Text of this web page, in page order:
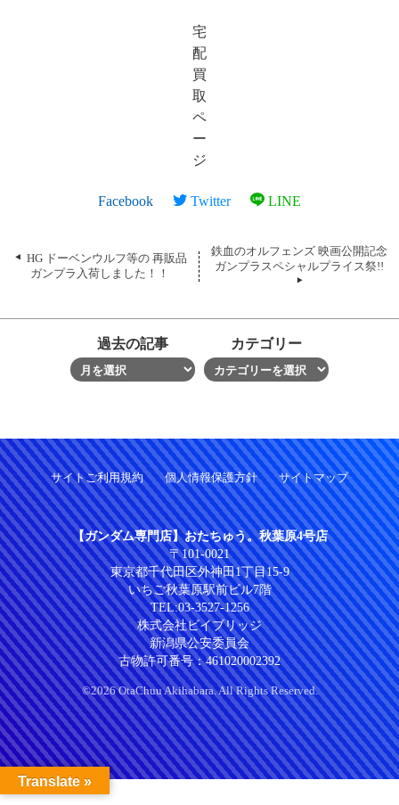
宅
配
買
取
ペ
ー
ジ
Facebook Twitter LINE
HG ドーベンウルフ等の 再販品
ガンプラ入荷しました！！
鉄血のオルフェンズ 映画公開記念
ガンプラスペシャルプライス祭!!
過去の記事 カテゴリー
サイトご利用規約 個人情報保護方針 サイトマップ
【ガンダム専門店】おたちゅう。秋葉原4号店
〒101-0021
東京都千代田区外神田1丁目15-9
いちご秋葉原駅前ビル7階
TEL:03-3527-1256
株式会社ビイブリッジ
新潟県公安委員会
古物許可番号：461020002392
©2026 OtaChuu Akihabara. All Rights Reserved.
Translate »